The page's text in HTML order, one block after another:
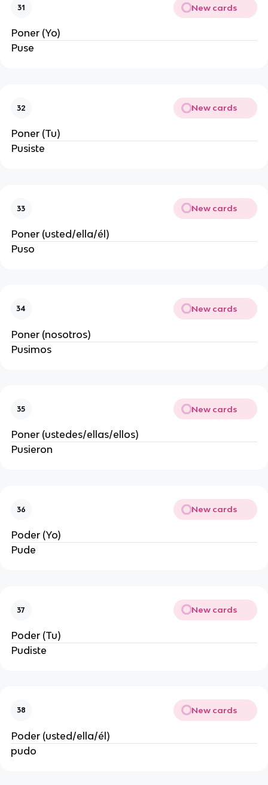
31 New cards
Poner (Yo)
Puse
32 New cards
Poner (Tu)
Pusiste
33 New cards
Poner (usted/ella/él)
Puso
34 New cards
Poner (nosotros)
Pusimos
35 New cards
Poner (ustedes/ellas/ellos)
Pusieron
36 New cards
Poder (Yo)
Pude
37 New cards
Poder (Tu)
Pudiste
38 New cards
Poder (usted/ella/él)
pudo